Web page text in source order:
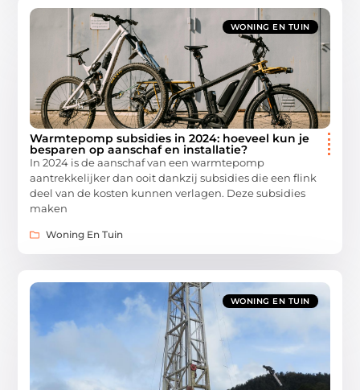
WONING EN TUIN
Warmtepomp subsidies in 2024: hoeveel kun je
besparen op aanschaf en installatie?
In 2024 is de aanschaf van een warmtepomp
aantrekkelijker dan ooit dankzij subsidies die een flink
deel van de kosten kunnen verlagen. Deze subsidies
maken
Woning En Tuin
WONING EN TUIN